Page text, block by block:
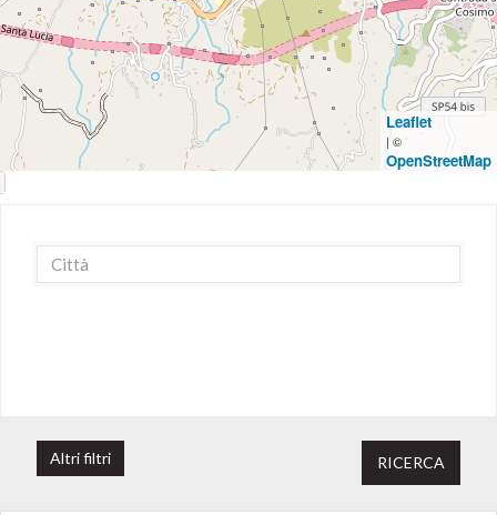
Leaflet
| ©
OpenStreetMap
Pietra Lavica
Altri filtri RICERCA